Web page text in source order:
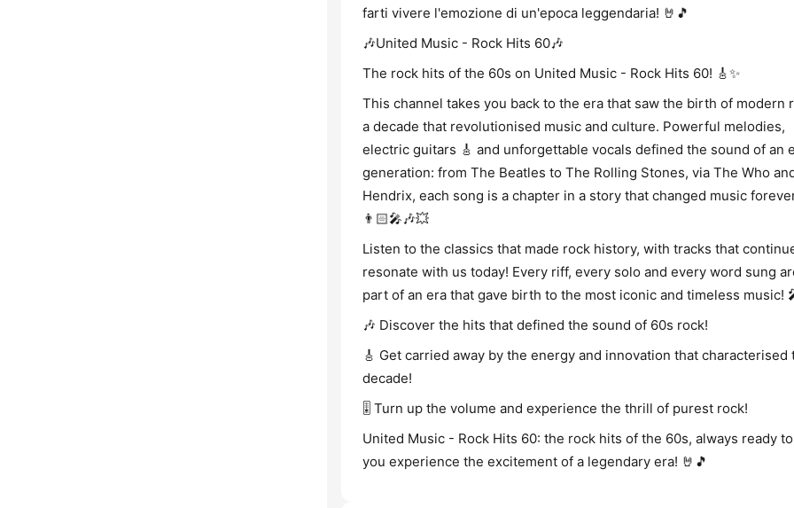
farti vivere l'emozione di un'epoca leggendaria! 🤘🎵
🎶United Music - Rock Hits 60🎶
The rock hits of the 60s on United Music - Rock Hits 60! 🎸✨
This channel takes you back to the era that saw the birth of modern
a decade that revolutionised music and culture. Powerful melodies,
electric guitars 🎸 and unforgettable vocals defined the sound of an
generation: from The Beatles to The Rolling Stones, via The Who
Hendrix, each song is a chapter in a story that changed music
👨🏻‍🎤🎶💥
Listen to the classics that made rock history, with tracks that
resonate with us today! Every riff, every solo and every word sung
part of an era that gave birth to the most iconic and timeless music!
🎶 Discover the hits that defined the sound of 60s rock!
🎸 Get carried away by the energy and innovation that characterised
decade!
🎚️ Turn up the volume and experience the thrill of purest rock!
United Music - Rock Hits 60: the rock hits of the 60s, always ready
you experience the excitement of a legendary era! 🤘🎵